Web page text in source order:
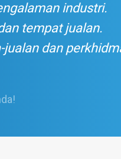
industri.
tempat jualan.
dan